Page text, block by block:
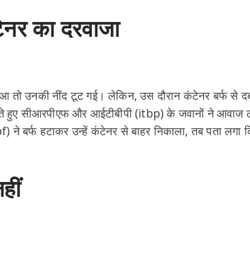
का दरवाजा
तो उनकी नींद टूट गई। लेकिन, उस दौरान कंटेनर बर्फ से
हुए सीआरपीएफ और आईटीबीपी (itbp) के जवानों ने आवाज
बर्फ हटाकर उन्हें कंटेनर से बाहर निकाला, तब पता